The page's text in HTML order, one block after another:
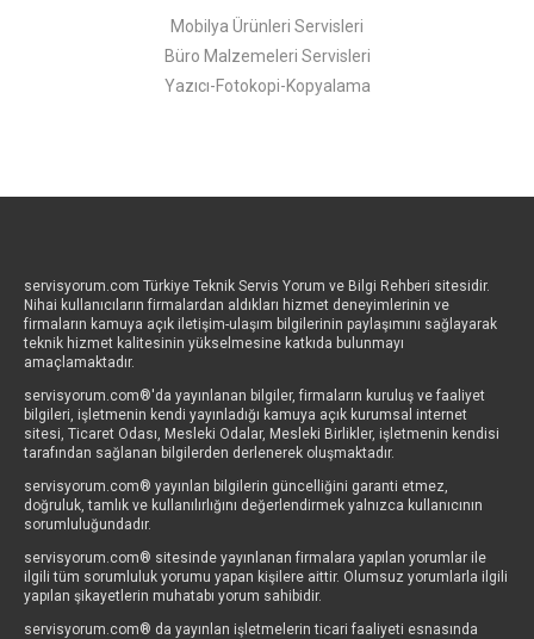
Mobilya Ürünleri Servisleri
Büro Malzemeleri Servisleri
Yazıcı-Fotokopi-Kopyalama
servisyorum.com Türkiye Teknik Servis Yorum ve Bilgi Rehberi sitesidir.
Nihai kullanıcıların firmalardan aldıkları hizmet deneyimlerinin ve
firmaların kamuya açık iletişim-ulaşım bilgilerinin paylaşımını sağlayarak
teknik hizmet kalitesinin yükselmesine katkıda bulunmayı
amaçlamaktadır.
servisyorum.com®'da yayınlanan bilgiler, firmaların kuruluş ve faaliyet
bilgileri, işletmenin kendi yayınladığı kamuya açık kurumsal internet
sitesi, Ticaret Odası, Mesleki Odalar, Mesleki Birlikler, işletmenin kendisi
tarafından sağlanan bilgilerden derlenerek oluşmaktadır.
servisyorum.com® yayınlan bilgilerin güncelliğini garanti etmez,
doğruluk, tamlık ve kullanılırlığını değerlendirmek yalnızca kullanıcının
sorumluluğundadır.
servisyorum.com® sitesinde yayınlanan firmalara yapılan yorumlar ile
ilgili tüm sorumluluk yorumu yapan kişilere aittir. Olumsuz yorumlarla ilgili
yapılan şikayetlerin muhatabı yorum sahibidir.
servisyorum.com® da yayınlan işletmelerin ticari faaliyeti esnasında